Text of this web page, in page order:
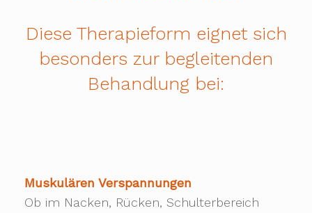
Diese Therapieform eignet sich
besonders zur begleitenden
Behandlung bei:
Muskulären Verspannungen
Ob im Nacken, Rücken, Schulterbereich